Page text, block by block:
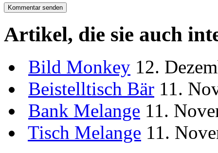
Artikel, die sie auch
Bild Monkey 12.
Beistelltisch Bär 11.
Bank Melange 11.
Tisch Melange 11.